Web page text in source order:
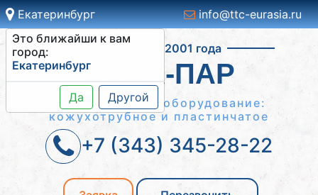
Екатеринбург
Это ближайши к вам
город:
Екатеринбург
Да Другой
info@ttc-eurasia.ru
Работаем с 2001 года
ВОДА-ПАР
Теплообменное оборудование:
кожухотрубное и пластинчатое
+7 (343) 345-28-22